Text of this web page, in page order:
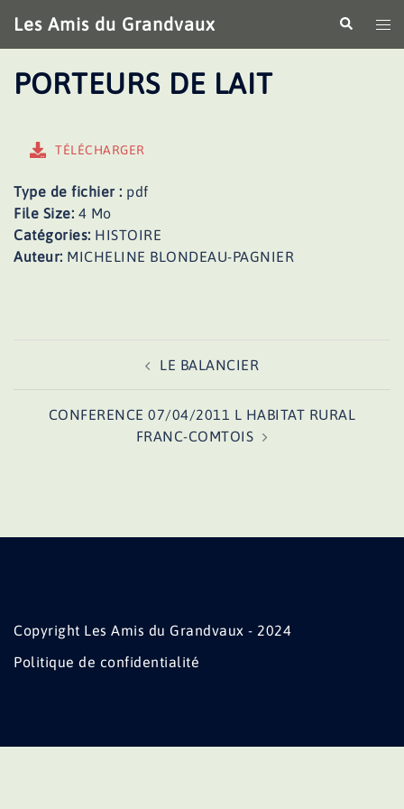
au
contenu
Les Amis du Grandvaux
le
PORTEURS DE LAIT
TÉLÉCHARGER
Type de fichier : pdf
File Size: 4 Mo
Catégories: HISTOIRE
Auteur: MICHELINE BLONDEAU-PAGNIER
LE BALANCIER
CONFERENCE 07/04/2011 L HABITAT RURAL
FRANC-COMTOIS
Copyright Les Amis du Grandvaux - 2024
Politique de confidentialité